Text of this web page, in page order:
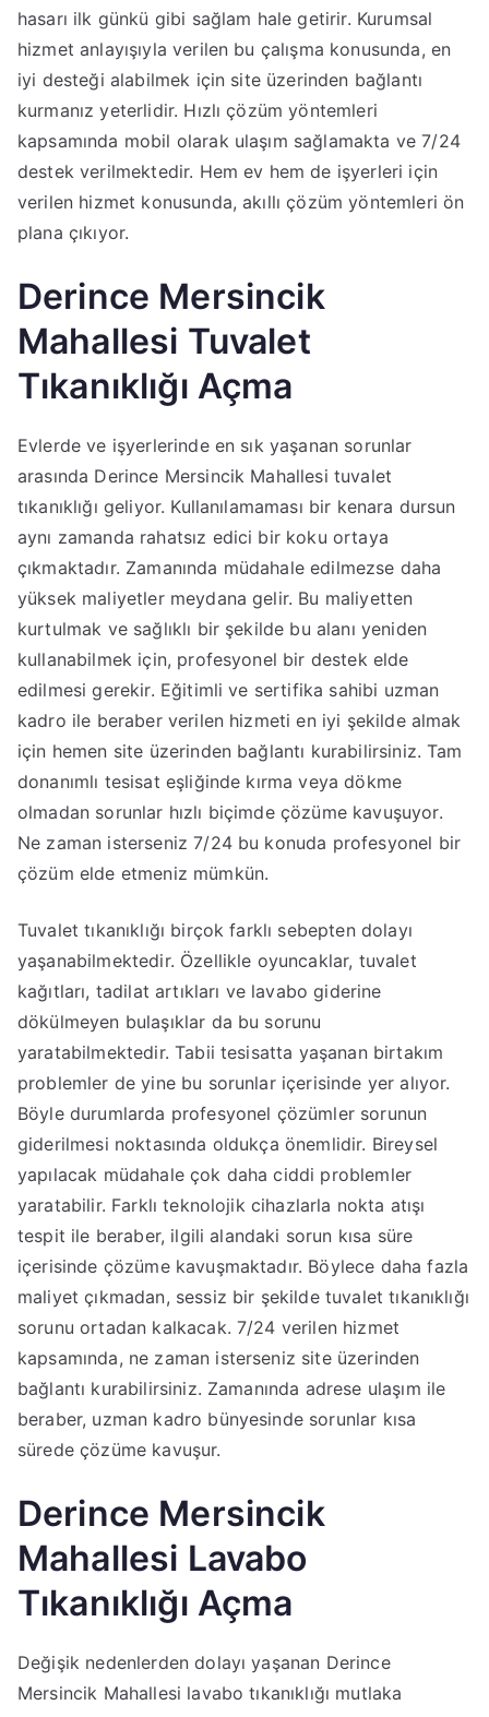
hasarı ilk günkü gibi sağlam hale getirir. Kurumsal
hizmet anlayışıyla verilen bu çalışma konusunda, en
iyi desteği alabilmek için site üzerinden bağlantı
kurmanız yeterlidir. Hızlı çözüm yöntemleri
kapsamında mobil olarak ulaşım sağlamakta ve 7/24
destek verilmektedir. Hem ev hem de işyerleri için
verilen hizmet konusunda, akıllı çözüm yöntemleri ön
plana çıkıyor.
Derince Mersincik
Mahallesi Tuvalet
Tıkanıklığı Açma
Evlerde ve işyerlerinde en sık yaşanan sorunlar
arasında Derince Mersincik Mahallesi tuvalet
tıkanıklığı geliyor. Kullanılamaması bir kenara dursun
aynı zamanda rahatsız edici bir koku ortaya
çıkmaktadır. Zamanında müdahale edilmezse daha
yüksek maliyetler meydana gelir. Bu maliyetten
kurtulmak ve sağlıklı bir şekilde bu alanı yeniden
kullanabilmek için, profesyonel bir destek elde
edilmesi gerekir. Eğitimli ve sertifika sahibi uzman
kadro ile beraber verilen hizmeti en iyi şekilde almak
için hemen site üzerinden bağlantı kurabilirsiniz. Tam
donanımlı tesisat eşliğinde kırma veya dökme
olmadan sorunlar hızlı biçimde çözüme kavuşuyor.
Ne zaman isterseniz 7/24 bu konuda profesyonel bir
çözüm elde etmeniz mümkün.
Tuvalet tıkanıklığı birçok farklı sebepten dolayı
yaşanabilmektedir. Özellikle oyuncaklar, tuvalet
kağıtları, tadilat artıkları ve lavabo giderine
dökülmeyen bulaşıklar da bu sorunu
yaratabilmektedir. Tabii tesisatta yaşanan birtakım
problemler de yine bu sorunlar içerisinde yer alıyor.
Böyle durumlarda profesyonel çözümler sorunun
giderilmesi noktasında oldukça önemlidir. Bireysel
yapılacak müdahale çok daha ciddi problemler
yaratabilir. Farklı teknolojik cihazlarla nokta atışı
tespit ile beraber, ilgili alandaki sorun kısa süre
içerisinde çözüme kavuşmaktadır. Böylece daha fazla
maliyet çıkmadan, sessiz bir şekilde tuvalet tıkanıklığı
sorunu ortadan kalkacak. 7/24 verilen hizmet
kapsamında, ne zaman isterseniz site üzerinden
bağlantı kurabilirsiniz. Zamanında adrese ulaşım ile
beraber, uzman kadro bünyesinde sorunlar kısa
sürede çözüme kavuşur.
Derince Mersincik
Mahallesi Lavabo
Tıkanıklığı Açma
Değişik nedenlerden dolayı yaşanan Derince
Mersincik Mahallesi lavabo tıkanıklığı mutlaka